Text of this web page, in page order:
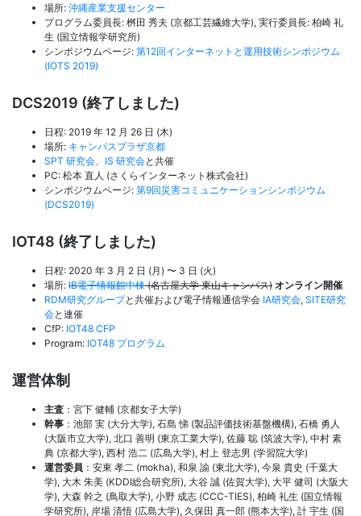
場所: 沖縄産業支援センター
プログラム委員長: 桝田 秀夫 (京都工芸繊維大学), 実行委員長: 柏崎 礼
生 (国立情報学研究所)
シンポジウムページ: 第12回インターネットと運用技術シンポジウム
(IOTS 2019)
DCS2019 (終了しました)
日程: 2019 年 12 月 26 日 (木)
場所: キャンパスプラザ京都
SPT 研究会
IS 研究会と共催
PC: 松本 直人 (さくらインターネット株式会社)
シンポジウムページ: 第9回災害コミュニケーションシンポジウム
(DCS2019)
IOT48 (終了しました)
日程: 2020 年 3 月 2 日 (月) 〜 3 日 (火)
場所: IB電子情報館中棟(名古屋大学 東山キャンパス) オンライン開催
RDM研究グループと共催および電子情報通信学会 IA研究会, SITE研究
会と連催
CfP: IOT48 CFP
Program: IOT48 プログラム
運営体制
主査 ：宮下 健輔 (京都女子大学)
幹事 ：池部 実 (大分大学), 石島 悌 (製品評価技術基盤機構), 石橋 勇人
(大阪市立大学), 北口 善明 (東京工業大学), 佐藤 聡 (筑波大学), 中村 素
典 (京都大学), 西村 浩二 (広島大学), 村上 登志男 (学習院大学)
運営委員 ：安東 孝二 (mokha), 和泉 諭 (東北大学), 今泉 貴史 (千葉大
学), 大木 朱美 (KDDI総合研究所), 大谷 誠 (佐賀大学), 大平 健司 (大阪大
学), 大森 幹之 (鳥取大学), 小野 成志 (CCC-TIES), 柏崎 礼生 (国立情報
学研究所), 岸場 清悟 (広島大学), 久保田 真一郎 (熊本大学), 計 宇生 (国